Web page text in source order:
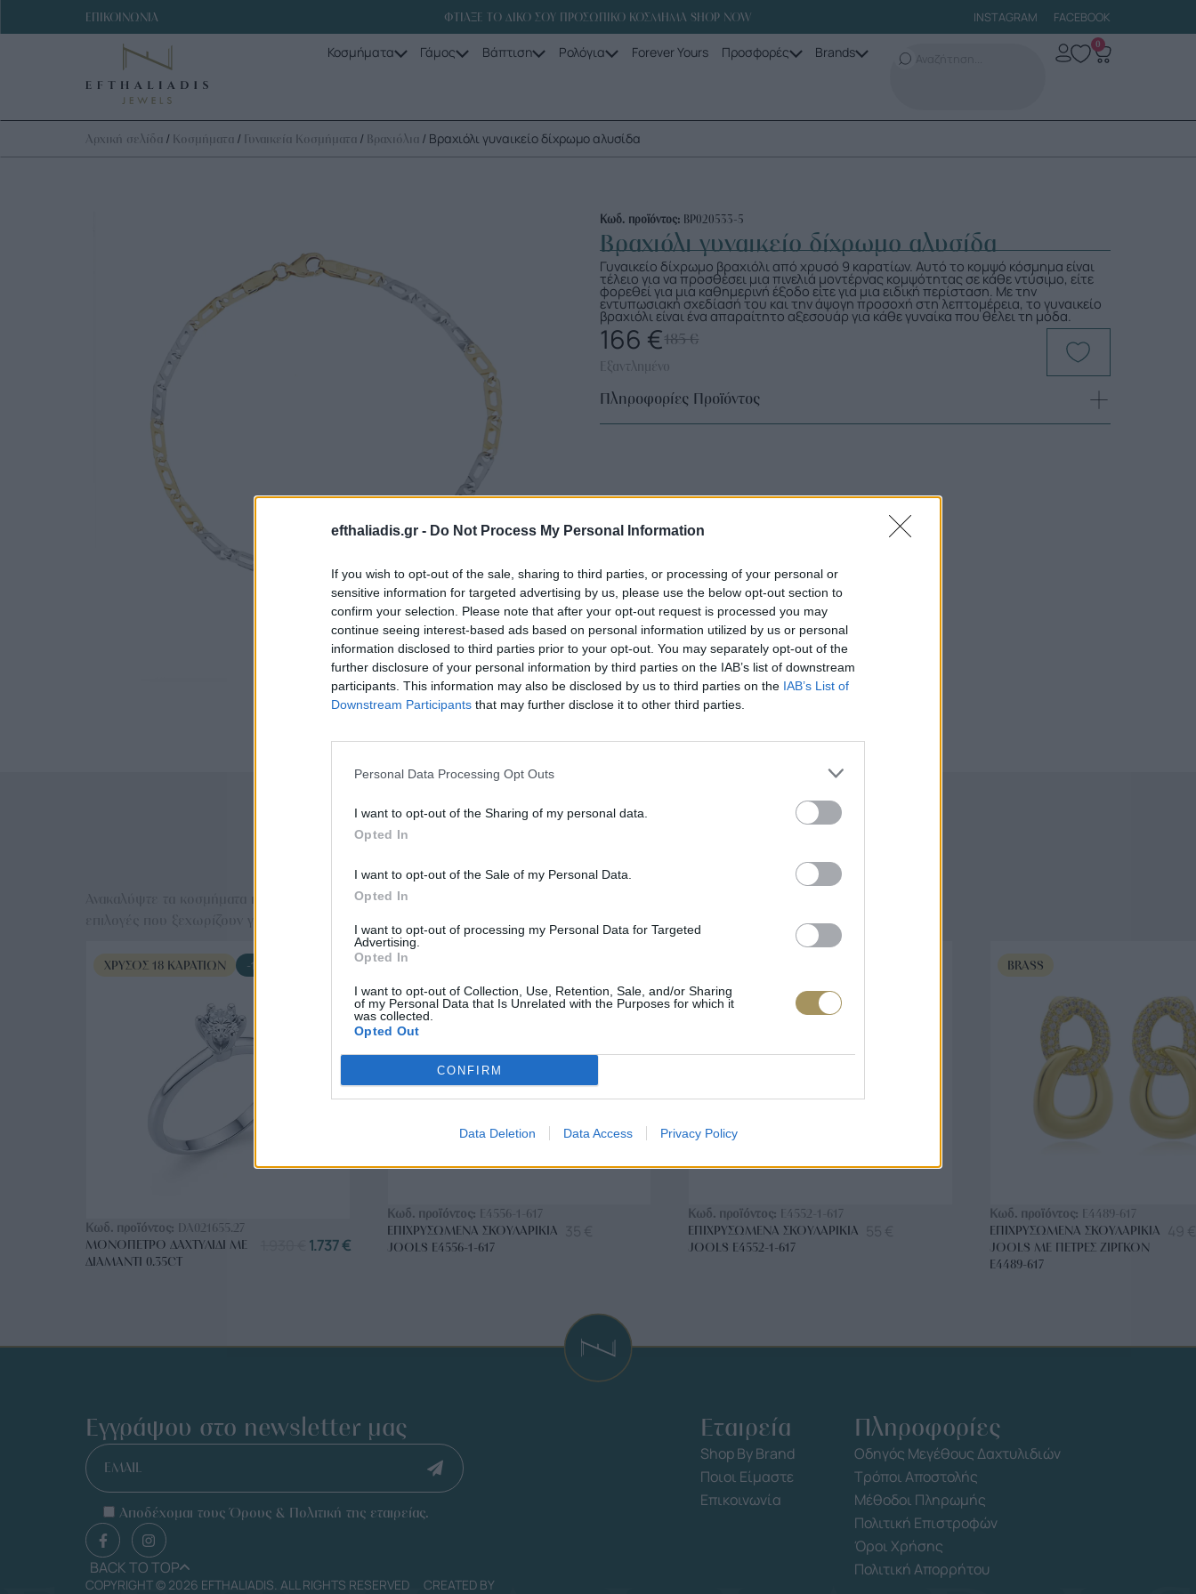
efthaliadis.gr - Do Not Process My Personal Information
If you wish to opt-out of the sale, sharing to third parties, or processing of your personal or
sensitive information for targeted advertising by us, please use the below opt-out section to
confirm your selection. Please note that after your opt-out request is processed you may
continue seeing interest-based ads based on personal information utilized by us or personal
information disclosed to third parties prior to your opt-out. You may separately opt-out of the
further disclosure of your personal information by third parties on the IAB’s list of downstream
participants. This information may also be disclosed by us to third parties on the IAB’s List of
Downstream Participants that may further disclose it to other third parties.
Personal Data Processing Opt Outs
I want to opt-out of the Sharing of my personal data.
Opted In
I want to opt-out of the Sale of my Personal Data.
Opted In
I want to opt-out of processing my Personal Data for Targeted
Advertising.
Opted In
I want to opt-out of Collection, Use, Retention, Sale, and/or Sharing
of my Personal Data that Is Unrelated with the Purposes for which it
was collected.
Opted Out
CONFIRM
Data Deletion Data Access Privacy Policy
ΕΠΙΚΟΙΝΩΝΙΑ ΦΤΙΑΞΕ ΤΟ ΔΙΚΟ ΣΟΥ ΠΡΟΣΩΠΙΚΟ ΚΟΣΜΗΜΑ SHOP NOW INSTAGRAM FACEBOOK
Κοσμήματα Γάμος Βάπτιση Ρολόγια Forever Yours Προσφορές Brands 0
Αρχική σελίδα / Κοσμήματα / Γυναικεία Κοσμήματα / Βραχιόλια / Βραχιόλι γυναικείο δίχρωμο αλυσίδα
Κωδ. προϊόντος: ΒΡ020533-5
Βραχιόλι γυναικείο δίχρωμο αλυσίδα
Γυναικείο δίχρωμο βραχιόλι από χρυσό 9 καρατίων. Αυτό το κομψό κόσμημα είναι
τέλειο για να προσθέσει μια πινελιά μοντέρνας κομψότητας σε κάθε ντύσιμο, είτε
φορεθεί για μια καθημερινή έξοδο είτε για μια ειδική περίσταση. Με την
εντυπωσιακή σχεδίασή του και την άψογη προσοχή στη λεπτομέρεια, το γυναικείο
βραχιόλι είναι ένα απαραίτητο αξεσουάρ για κάθε γυναίκα που θέλει τη μόδα.
185€
166 €
Εξαντλημένο
Πληροφορίες Προϊόντος
Επιλογές Που Ταιριάζουν
Ανακαλύψτε τα κοσμήματα που αγαπήθηκαν περισσότερο! Εδώ θα βρείτε τις κορυφαίες
ΧΡΥΣΌΣ 18 ΚΑΡΑΤΊΩΝ -10%
Κωδ. προϊόντος: DA021655.27
ΜΟΝΌΠΕΤΡΟ ΔΑΧΤΥΛΊΔΙ ΜΕ
ΔΙΑΜΆΝΤΙ 0.35CT
1.737€
BRASS
Κωδ. προϊόντος: E4556-1-617
ΕΠΙΧΡΥΣΩΜΈΝΑ ΣΚΟΥΛΑΡΊΚΙΑ
JOOLS E4556-1-617
Κωδ. προϊόντος: E4552-1-617
ΕΠΙΧΡΥΣΩΜΈΝΑ ΣΚΟΥΛΑΡΊΚΙΑ
JOOLS E4552-1-617
BRASS
Κωδ. προϊόντος: E4489-617
ΕΠΙΧΡΥΣΩΜΈΝΑ ΣΚΟΥΛΑΡΊΚΙΑ
JOOLS ΜΕ ΠΈΤΡΕΣ ΖΙΡΓΚΌΝ
E4489-617
Εγγράψου στο newsletter μας
EMAIL
Αποδέχομαι τους Όρους & Πολιτική της εταιρείας.
BACK TO TOP
Εταιρεία
Shop By Brand
Ποιοι Είμαστε
Επικοινωνία
Πληροφορίες
Οδηγός Μεγέθους Δαχτυλιδιών
Τρόποι Αποστολής
Μέθοδοι Πληρωμής
Πολιτική Επιστροφών
Όροι Χρήσης
Πολιτική Απορρήτου
COPYRIGHT © 2026 EFTHALIADIS. ALL RIGHTS RESERVED CREATED BY